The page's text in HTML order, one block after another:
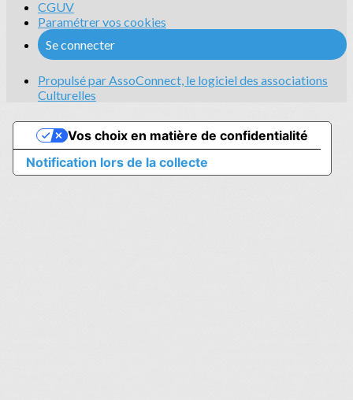
CGUV
Paramétrer vos cookies
Se connecter
Propulsé par AssoConnect, le logiciel des associations
Culturelles
Notification lors de la collecte
Vos choix en matière de confidentialité